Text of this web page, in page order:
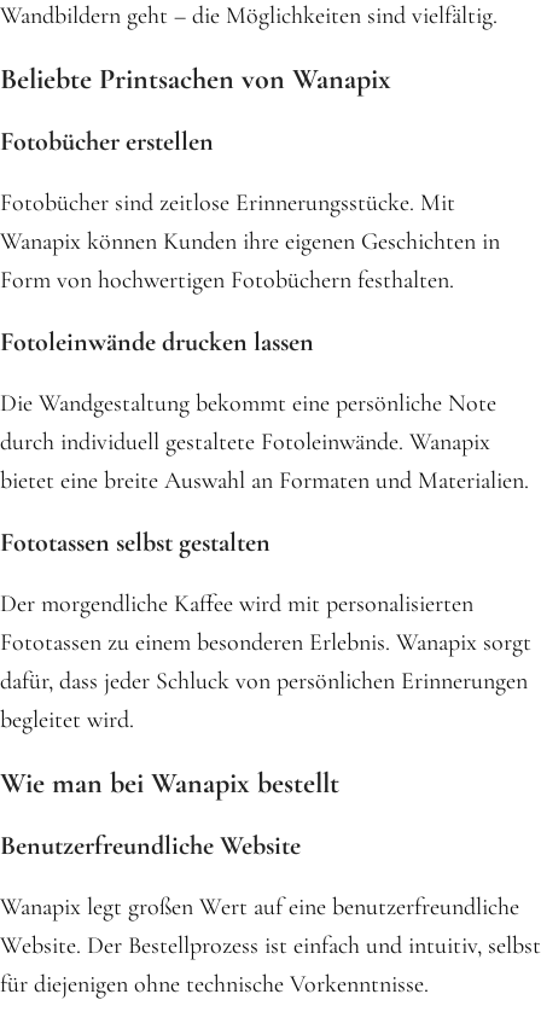
Wandbildern geht – die Möglichkeiten sind vielfältig.
Beliebte Printsachen von Wanapix
Fotobücher erstellen
Fotobücher sind zeitlose Erinnerungsstücke. Mit
Wanapix können Kunden ihre eigenen Geschichten in
Form von hochwertigen Fotobüchern festhalten.
Fotoleinwände drucken lassen
Die Wandgestaltung bekommt eine persönliche Note
durch individuell gestaltete Fotoleinwände. Wanapix
bietet eine breite Auswahl an Formaten und Materialien.
Fototassen selbst gestalten
Der morgendliche Kaffee wird mit personalisierten
Fototassen zu einem besonderen Erlebnis. Wanapix sorgt
dafür, dass jeder Schluck von persönlichen Erinnerungen
begleitet wird.
Wie man bei Wanapix bestellt
Benutzerfreundliche Website
Wanapix legt großen Wert auf eine benutzerfreundliche
Website. Der Bestellprozess ist einfach und intuitiv, selbst
für diejenigen ohne technische Vorkenntnisse.